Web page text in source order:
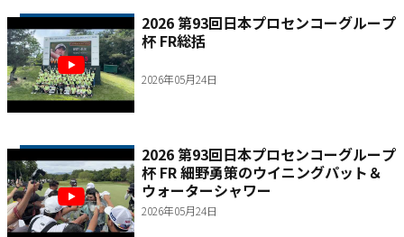
2026 第93回日本プロセンコーグループ
杯 FR総括
2026年05月24日
2026 第93回日本プロセンコーグループ
杯 FR 細野勇策のウイニングパット＆
ウォーターシャワー
2026年05月24日